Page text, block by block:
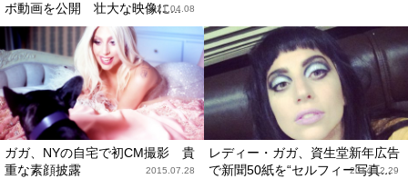
ボ動画を公開 壮大な映像に...
2021.04.08
ガガ、NYの自宅で初CM撮影 貴
重な素顔披露
2015.07.28
レディー・ガガ、資生堂新年広告
で新聞50紙を“セルフィー写真...
2014.12.29